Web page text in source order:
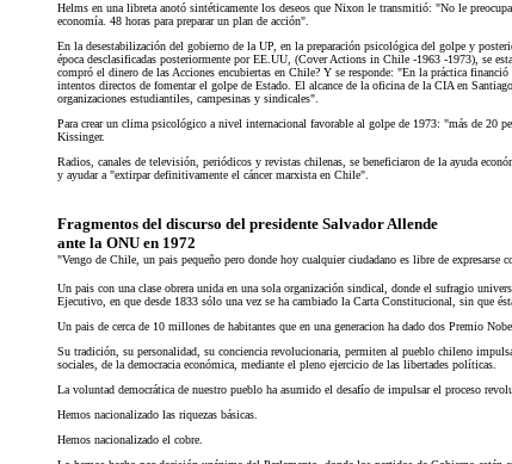
Helms en una libreta anotó sintéticamente los deseos que Nixon le transmitió: "No le
economía. 48 horas para preparar un plan de acción".
En la desestabilización del gobierno de la UP, en la preparación psicológica del golpe y
época desclasificadas posteriormente por EE.UU, (Cover Actions in Chile -1963 -1973), se
compró el dinero de las Acciones encubiertas en Chile? Y se responde: "En la práctica
intentos directos de fomentar el golpe de Estado. El alcance de la oficina de la CIA en
organizaciones estudiantiles, campesinas y sindicales".
Para crear un clima psicológico a nivel internacional favorable al golpe de 1973: "más de 20
Kissinger.
Radios, canales de televisión, periódicos y revistas chilenas, se beneficiaron de la ayuda
y ayudar a "extirpar definitivamente el cáncer marxista en Chile".
Fragmentos del discurso del presidente Salvador Allende
ante la ONU en 1972
"Vengo de Chile, un pais pequeño pero donde hoy cualquier ciudadano es libre de
Un pais con una clase obrera unida en una sola organización sindical, donde el sufragio
Ejecutivo, en que desde 1833 sólo una vez se ha cambiado la Carta Constitucional, sin que
Un pais de cerca de 10 millones de habitantes que en una generacion ha dado dos Premio
Su tradición, su personalidad, su conciencia revolucionaria, permiten al pueblo chileno
sociales, de la democracia económica, mediante el pleno ejercicio de las libertades políticas.
La voluntad democrática de nuestro pueblo ha asumido el desafío de impulsar el proceso
Hemos nacionalizado las riquezas básicas.
Hemos nacionalizado el cobre.